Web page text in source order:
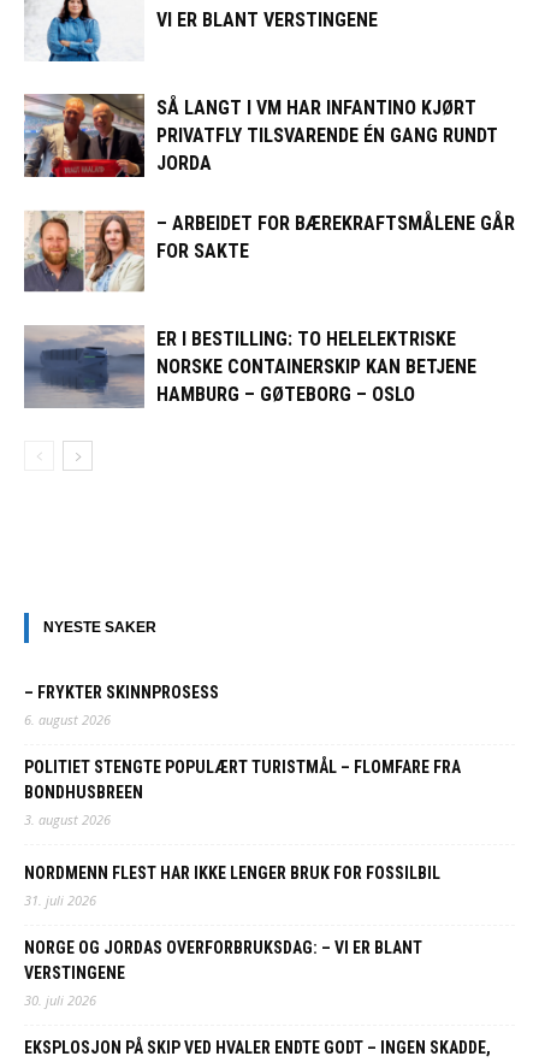
VI ER BLANT VERSTINGENE
SÅ LANGT I VM HAR INFANTINO KJØRT
PRIVATFLY TILSVARENDE ÉN GANG RUNDT
JORDA
– ARBEIDET FOR BÆREKRAFTSMÅLENE GÅR
FOR SAKTE
ER I BESTILLING: TO HELELEKTRISKE
NORSKE CONTAINERSKIP KAN BETJENE
HAMBURG – GØTEBORG – OSLO
NYESTE SAKER
– FRYKTER SKINNPROSESS
6. august 2026
POLITIET STENGTE POPULÆRT TURISTMÅL – FLOMFARE FRA
BONDHUSBREEN
3. august 2026
NORDMENN FLEST HAR IKKE LENGER BRUK FOR FOSSILBIL
31. juli 2026
NORGE OG JORDAS OVERFORBRUKSDAG: – VI ER BLANT
VERSTINGENE
30. juli 2026
EKSPLOSJON PÅ SKIP VED HVALER ENDTE GODT – INGEN SKADDE,